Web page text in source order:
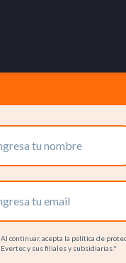
Al continuar, acepta la política de
Evertec y sus filiales y subsidiarias.*